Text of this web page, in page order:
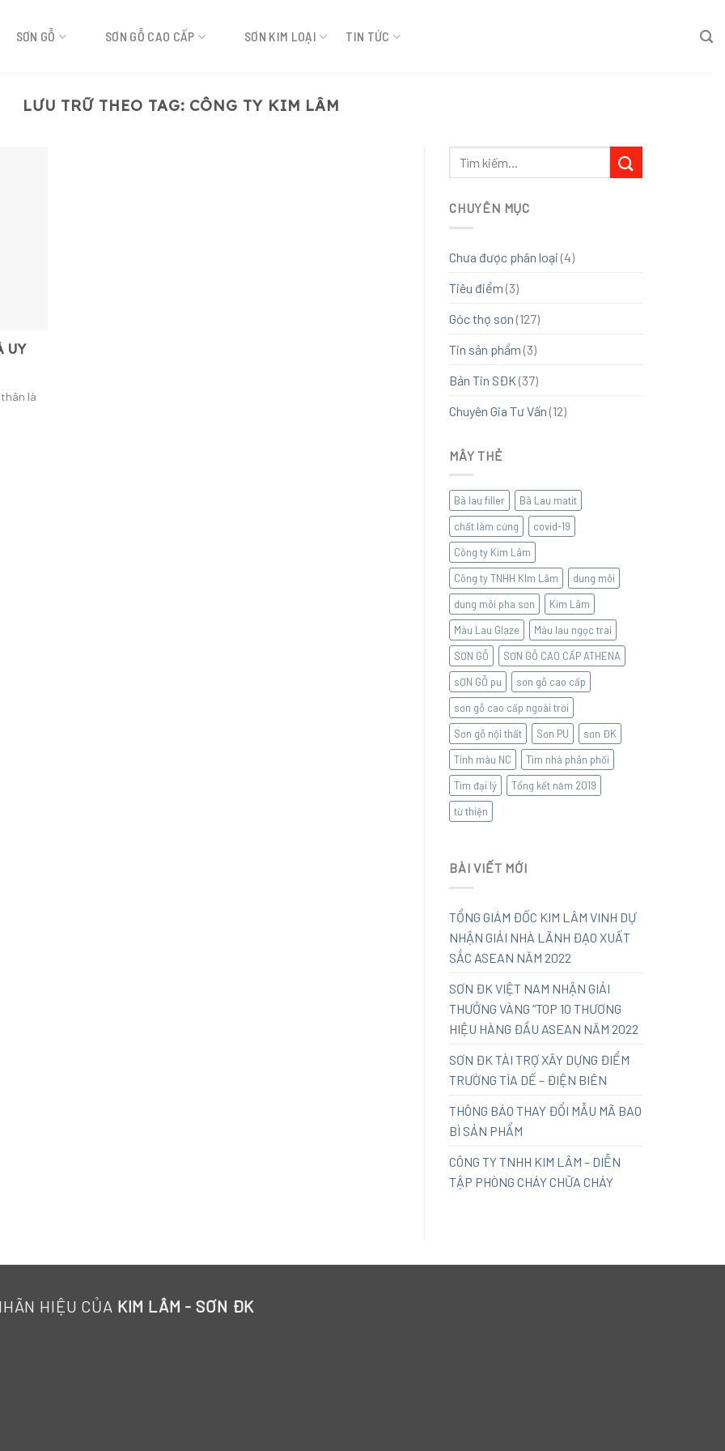
SƠN GỖ SƠN GỖ CAO CẤP SƠN KIM LOẠI TIN TỨC
LƯU TRỮ THEO TAG: CÔNG TY KIM LÂM
UY
là
CHUYÊN MỤC
Chưa được phân loại (4)
Tiêu điểm (3)
Góc thợ sơn (127)
Tin sản phẩm (3)
Bản Tin SĐK (37)
Chuyên Gia Tư Vấn (12)
MÂY THẺ
Bã lau filler
Bã Lau matit
chất làm cứng
covid-19
Công ty Kim Lâm
Công ty TNHH KIm Lâm
dung môi
dung môi pha sơn
Kim Lâm
Màu Lau Glaze
Màu lau ngọc trai
SƠN GỖ
SƠN GỖ CAO CẤP ATHENA
sƠN GỖ pu
sơn gỗ cao cấp
sơn gỗ cao cấp ngoài trời
Sơn gỗ nội thất
Sơn PU
sơn ĐK
Tinh màu NC
Tìm nhà phân phối
Tìm đại lý
Tổng kết năm 2019
từ thiện
BÀI VIẾT MỚI
TỔNG GIÁM ĐỐC KIM LÂM VINH DỰ
NHẬN GIẢI NHÀ LÃNH ĐẠO XUẤT
SẮC ASEAN NĂM 2022
SƠN ĐK VIỆT NAM NHẬN GIẢI
THƯỞNG VÀNG “TOP 10 THƯƠNG
HIỆU HÀNG ĐẦU ASEAN NĂM 2022
SƠN ĐK TÀI TRỢ XÂY DỰNG ĐIỂM
TRƯỜNG TÌA DẾ – ĐIỆN BIÊN
THÔNG BÁO THAY ĐỔI MẪU MÃ BAO
BÌ SẢN PHẨM
CÔNG TY TNHH KIM LÂM – DIỄN
TẬP PHÒNG CHÁY CHỮA CHÁY
HIỆU CỦA KIM LÂM - SƠN ĐK